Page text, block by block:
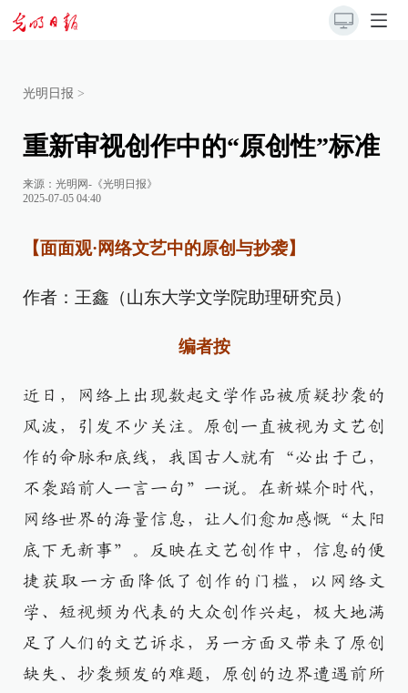
光明日报 >
重新审视创作中的“原创性”标准
来源： 光明网-《光明日报》
2025-07-05 04:40
【面面观·网络文艺中的原创与抄袭】
作者：王鑫（山东大学文学院助理研究员）
编者按
近日，网络上出现数起文学作品被质疑抄袭的
风波，引发不少关注。原创一直被视为文艺创
作的命脉和底线，我国古人就有“必出于己，
不袭蹈前人一言一句”一说。在新媒介时代，
网络世界的海量信息，让人们愈加感慨“太阳
底下无新事”。反映在文艺创作中，信息的便
捷获取一方面降低了创作的门槛，以网络文
学、短视频为代表的大众创作兴起，极大地满
足了人们的文艺诉求，另一方面又带来了原创
缺失、抄袭频发的难题，原创的边界遭遇前所